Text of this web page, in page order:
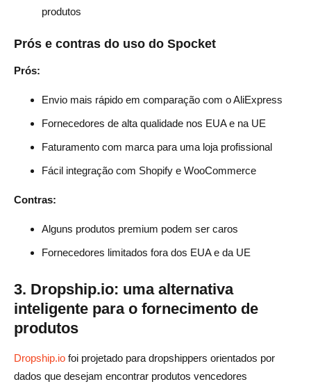
produtos
Prós e contras do uso do Spocket
Prós:
Envio mais rápido em comparação com o AliExpress
Fornecedores de alta qualidade nos EUA e na UE
Faturamento com marca para uma loja profissional
Fácil integração com Shopify e WooCommerce
Contras:
Alguns produtos premium podem ser caros
Fornecedores limitados fora dos EUA e da UE
3. Dropship.io: uma alternativa
inteligente para o fornecimento de
produtos
Dropship.io foi projetado para dropshippers orientados por
dados que desejam encontrar produtos vencedores